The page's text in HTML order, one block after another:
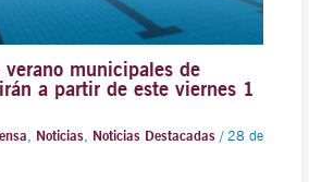
municipales de
a partir de este viernes 1
Noticias, Noticias Destacadas/ 28 de